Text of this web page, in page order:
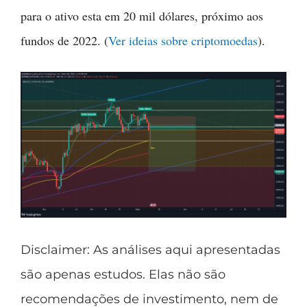
para o ativo esta em 20 mil dólares, próximo aos
fundos de 2022. (Ver ideias sobre criptomoedas).
Disclaimer: As análises aqui apresentadas
são apenas estudos. Elas não são
recomendações de investimento, nem de